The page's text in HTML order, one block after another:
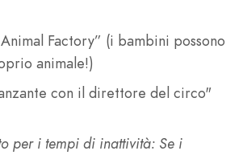
Factory” (i bambini possono
animale!)
con il direttore del circo"
per i tempi di inattività: Se i